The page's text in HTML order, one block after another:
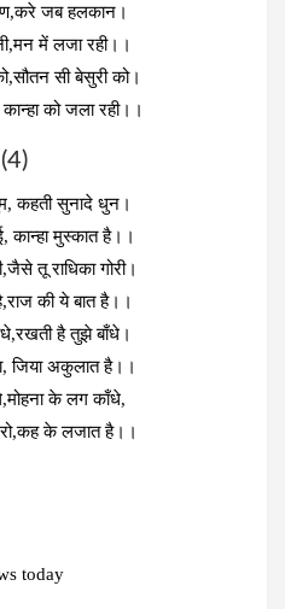
जब हलकान।
में लजा रही।।
सी बेसुरी को।
को जला रही।।
(4)
कहती सुनादे धुन।
मुस्कात है।।
तू राधिका गोरी।
की ये बात है।।
है तुझे बाँधे।
जिया अकुलात है।।
के लग काँधे,
के लजात है।।
today